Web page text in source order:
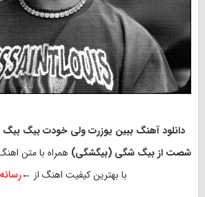
شصت از بیگ شگی (بیگشگی)همراه با متن
با بهترین کیفیت اهنگ از ←